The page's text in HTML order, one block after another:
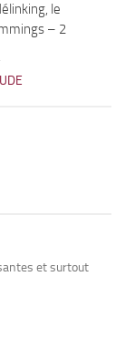
le
– 2
et surtout